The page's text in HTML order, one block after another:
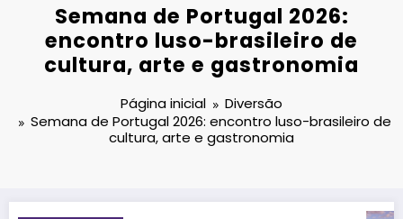
Semana de Portugal 2026:
encontro luso-brasileiro de
cultura, arte e gastronomia
Página inicial
Diversão
Semana de Portugal 2026: encontro luso-brasileiro de
cultura, arte e gastronomia